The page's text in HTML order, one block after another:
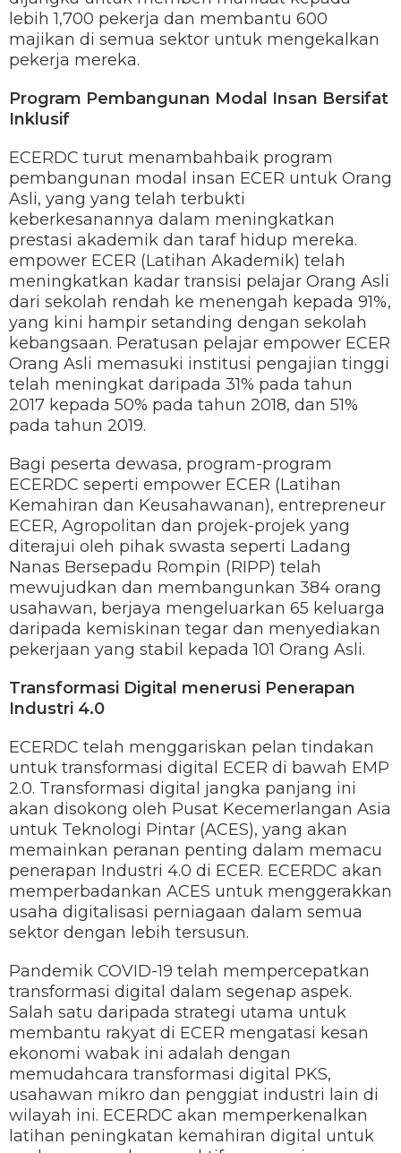
lebih 1,700 pekerja dan membantu 600
majikan di semua sektor untuk mengekalkan
pekerja mereka.
Program Pembangunan Modal Insan Bersifat
Inklusif
ECERDC turut menambahbaik program
pembangunan modal insan ECER untuk Orang
Asli, yang yang telah terbukti
keberkesanannya dalam meningkatkan
prestasi akademik dan taraf hidup mereka.
empower ECER (Latihan Akademik) telah
meningkatkan kadar transisi pelajar Orang Asli
dari sekolah rendah ke menengah kepada 91%,
yang kini hampir setanding dengan sekolah
kebangsaan. Peratusan pelajar empower ECER
Orang Asli memasuki institusi pengajian tinggi
telah meningkat daripada 31% pada tahun
2017 kepada 50% pada tahun 2018, dan 51%
pada tahun 2019.
Bagi peserta dewasa, program-program
ECERDC seperti empower ECER (Latihan
Kemahiran dan Keusahawanan), entrepreneur
ECER, Agropolitan dan projek-projek yang
diterajui oleh pihak swasta seperti Ladang
Nanas Bersepadu Rompin (RIPP) telah
mewujudkan dan membangunkan 384 orang
usahawan, berjaya mengeluarkan 65 keluarga
daripada kemiskinan tegar dan menyediakan
pekerjaan yang stabil kepada 101 Orang Asli.
Transformasi Digital menerusi Penerapan
Industri 4.0
ECERDC telah menggariskan pelan tindakan
untuk transformasi digital ECER di bawah EMP
2.0. Transformasi digital jangka panjang ini
akan disokong oleh Pusat Kecemerlangan Asia
untuk Teknologi Pintar (ACES), yang akan
memainkan peranan penting dalam memacu
penerapan Industri 4.0 di ECER. ECERDC akan
memperbadankan ACES untuk menggerakkan
usaha digitalisasi perniagaan dalam semua
sektor dengan lebih tersusun.
Pandemik COVID-19 telah mempercepatkan
transformasi digital dalam segenap aspek.
Salah satu daripada strategi utama untuk
membantu rakyat di ECER mengatasi kesan
ekonomi wabak ini adalah dengan
memudahcara transformasi digital PKS,
usahawan mikro dan penggiat industri lain di
wilayah ini. ECERDC akan memperkenalkan
latihan peningkatan kemahiran digital untuk